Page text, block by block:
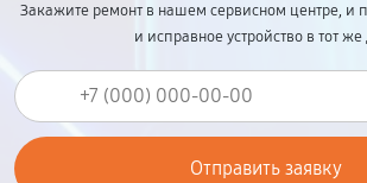
Закажите ремонт в нашем сервисном центре, и
и исправное устройство в тот же